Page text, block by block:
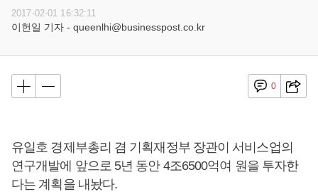
2017-02-01 16:32:11
이헌일 기자 - queenlhi@businesspost.co.kr
0
유일호 경제부총리 겸 기획재정부 장관이 서비스업의
연구개발에 앞으로 5년 동안 4조6500억여 원을 투자한
다는 계획을 내놨다.